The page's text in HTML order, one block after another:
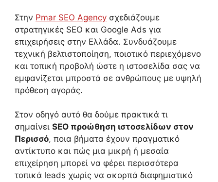
Στην Pmar SEO Agency σχεδιάζουμε
στρατηγικές SEO και Google Ads για
επιχειρήσεις στην Ελλάδα. Συνδυάζουμε
τεχνική βελτιστοποίηση, ποιοτικό περιεχόμενο
και τοπική προβολή ώστε η ιστοσελίδα σας να
εμφανίζεται μπροστά σε ανθρώπους με υψηλή
πρόθεση αγοράς.
Στον οδηγό αυτό θα δούμε πρακτικά τι
σημαίνει SEO προώθηση ιστοσελίδων στον
Περισσό, ποια βήματα έχουν πραγματικό
αντίκτυπο και πώς μια μικρή ή μεσαία
επιχείρηση μπορεί να φέρει περισσότερα
τοπικά leads χωρίς να σκορπά διαφημιστικό